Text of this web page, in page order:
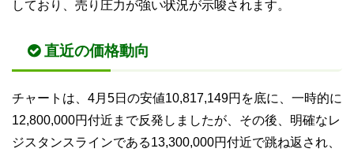
しており、売り圧力が強い状況が示唆されます。
直近の価格動向
チャートは、4月5日の安値10,817,149円を底に、一時的に
12,800,000円付近まで反発しましたが、その後、明確なレ
ジスタンスラインである13,300,000円付近で跳ね返され、